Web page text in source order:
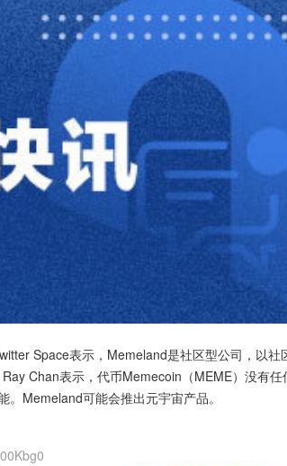
Space表示，Memeland是社区型公司，以社
Chan表示，代币Memecoin（MEME）没有任
Memeland可能会推出元宇宙产品。